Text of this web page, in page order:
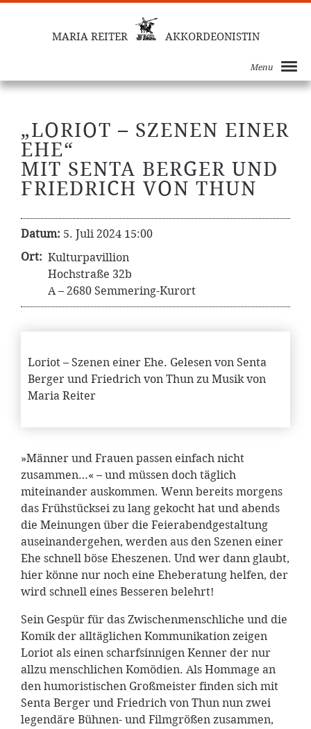
MARIA REITER AKKORDEONISTIN
Menu
„LORIOT – SZENEN EINER
EHE“
MIT SENTA BERGER UND
FRIEDRICH VON THUN
Datum: 5. Juli 2024 15:00
Ort: Kulturpavillion
Hochstraße 32b
A – 2680 Semmering-Kurort
Loriot – Szenen einer Ehe. Gelesen von Senta
Berger und Friedrich von Thun zu Musik von
Maria Reiter
»Männer und Frauen passen einfach nicht
zusammen…« – und müssen doch täglich
miteinander auskommen. Wenn bereits morgens
das Frühstücksei zu lang gekocht hat und abends
die Meinungen über die Feierabendgestaltung
auseinandergehen, werden aus den Szenen einer
Ehe schnell böse Eheszenen. Und wer dann glaubt,
hier könne nur noch eine Eheberatung helfen, der
wird schnell eines Besseren belehrt!
Sein Gespür für das Zwischenmenschliche und die
Komik der alltäglichen Kommunikation zeigen
Loriot als einen scharfsinnigen Kenner der nur
allzu menschlichen Komödien. Als Hommage an
den humoristischen Großmeister finden sich mit
Senta Berger und Friedrich von Thun nun zwei
legendäre Bühnen- und Filmgrößen zusammen,